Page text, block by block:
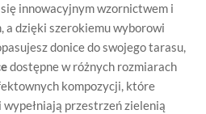
innowacyjnym wzornictwem i
a dzięki szerokiemu wyborowi
donice do swojego tarasu,
dostępne w różnych rozmiarach
kompozycji, które
przestrzeń zielenią